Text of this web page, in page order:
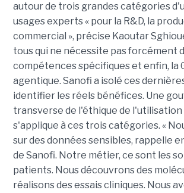
autour de trois grandes catégories
usages experts « pour la R&D, la
commercial », précise Kaoutar
tous qui ne nécessite pas forcément
compétences spécifiques et enfin, la
agentique. Sanofi a isolé ces
identifier les réels bénéfices. Une
transverse de l'éthique de l'utilisation
s'applique à ces trois catégories. «
sur des données sensibles, rappelle
de Sanofi. Notre métier, ce sont les
patients. Nous découvrons des
réalisons des essais cliniques. Nous